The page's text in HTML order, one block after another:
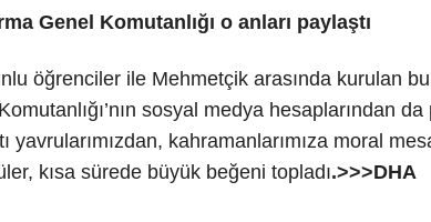
Genel Komutanlığı o anları paylaştı
öğrenciler ile Mehmetçik arasında kurulan
sosyal medya hesaplarından da
yavrularımızdan, kahramanlarımıza moral
kısa sürede büyük beğeni topladı.>>>DHA